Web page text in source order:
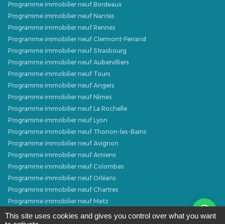
Programme immobilier neuf Bordeaux
Programme immobilier neuf Nantes
Programme immobilier neuf Rennes
Programme immobilier neuf Clermont-Ferrand
Programme immobilier neuf Strasbourg
Programme immobilier neuf Aubervilliers
Programme immobilier neuf Tours
Programme immobilier neuf Angers
Programme immobilier neuf Nîmes
Programme immobilier neuf La Rochelle
Programme immobilier neuf Lyon
Programme immobilier neuf Thonon-les-Bains
Programme immobilier neuf Avignon
Programme immobilier neuf Amiens
Programme immobilier neuf Colombes
Programme immobilier neuf Orléans
Programme immobilier neuf Chartres
Programme immobilier neuf Metz
Programme immobilier neuf Caen
This site uses cookies and gives you control over what you want